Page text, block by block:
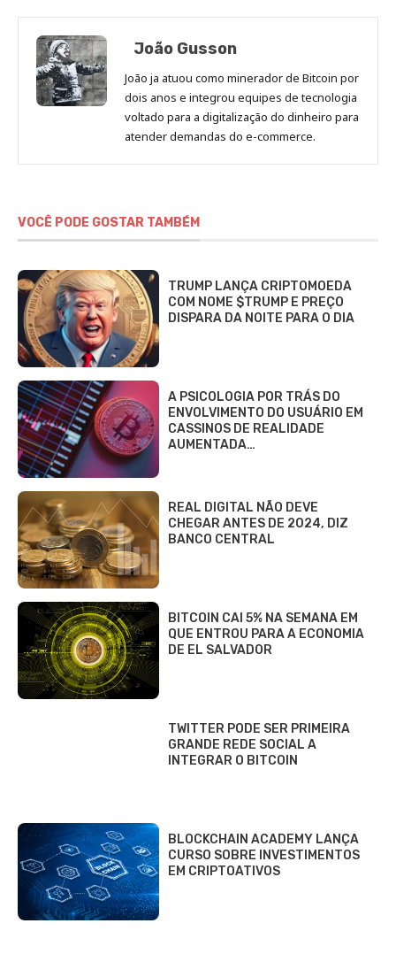
João Gusson
João ja atuou como minerador de Bitcoin por
dois anos e integrou equipes de tecnologia
voltado para a digitalização do dinheiro para
atender demandas do e-commerce.
VOCÊ PODE GOSTAR TAMBÉM
TRUMP LANÇA CRIPTOMOEDA
COM NOME $TRUMP E PREÇO
DISPARA DA NOITE PARA O DIA
A PSICOLOGIA POR TRÁS DO
ENVOLVIMENTO DO USUÁRIO EM
CASSINOS DE REALIDADE
AUMENTADA…
REAL DIGITAL NÃO DEVE
CHEGAR ANTES DE 2024, DIZ
BANCO CENTRAL
BITCOIN CAI 5% NA SEMANA EM
QUE ENTROU PARA A ECONOMIA
DE EL SALVADOR
TWITTER PODE SER PRIMEIRA
GRANDE REDE SOCIAL A
INTEGRAR O BITCOIN
BLOCKCHAIN ACADEMY LANÇA
CURSO SOBRE INVESTIMENTOS
EM CRIPTOATIVOS